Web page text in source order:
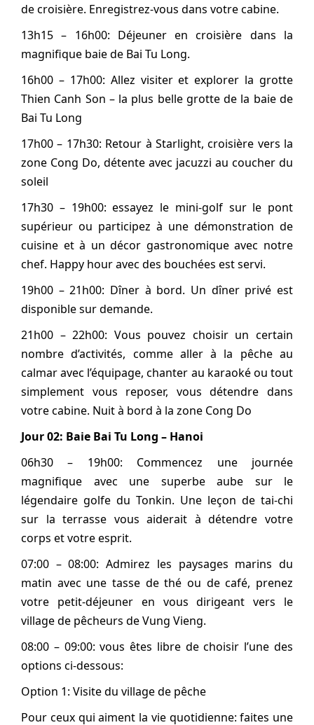
de croisière. Enregistrez-vous dans votre cabine.
13h15 – 16h00: Déjeuner en croisière dans la
magnifique baie de Bai Tu Long.
16h00 – 17h00: Allez visiter et explorer la grotte
Thien Canh Son – la plus belle grotte de la baie de
Bai Tu Long
17h00 – 17h30: Retour à Starlight, croisière vers la
zone Cong Do, détente avec jacuzzi au coucher du
soleil
17h30 – 19h00: essayez le mini-golf sur le pont
supérieur ou participez à une démonstration de
cuisine et à un décor gastronomique avec notre
chef. Happy hour avec des bouchées est servi.
19h00 – 21h00: Dîner à bord. Un dîner privé est
disponible sur demande.
21h00 – 22h00: Vous pouvez choisir un certain
nombre d’activités, comme aller à la pêche au
calmar avec l’équipage, chanter au karaoké ou tout
simplement vous reposer, vous détendre dans
votre cabine. Nuit à bord à la zone Cong Do
Jour 02: Baie Bai Tu Long – Hanoi
06h30 – 19h00: Commencez une journée
magnifique avec une superbe aube sur le
légendaire golfe du Tonkin. Une leçon de tai-chi
sur la terrasse vous aiderait à détendre votre
corps et votre esprit.
07:00 – 08:00: Admirez les paysages marins du
matin avec une tasse de thé ou de café, prenez
votre petit-déjeuner en vous dirigeant vers le
village de pêcheurs de Vung Vieng.
08:00 – 09:00: vous êtes libre de choisir l’une des
options ci-dessous:
Option 1: Visite du village de pêche
Pour ceux qui aiment la vie quotidienne: faites une